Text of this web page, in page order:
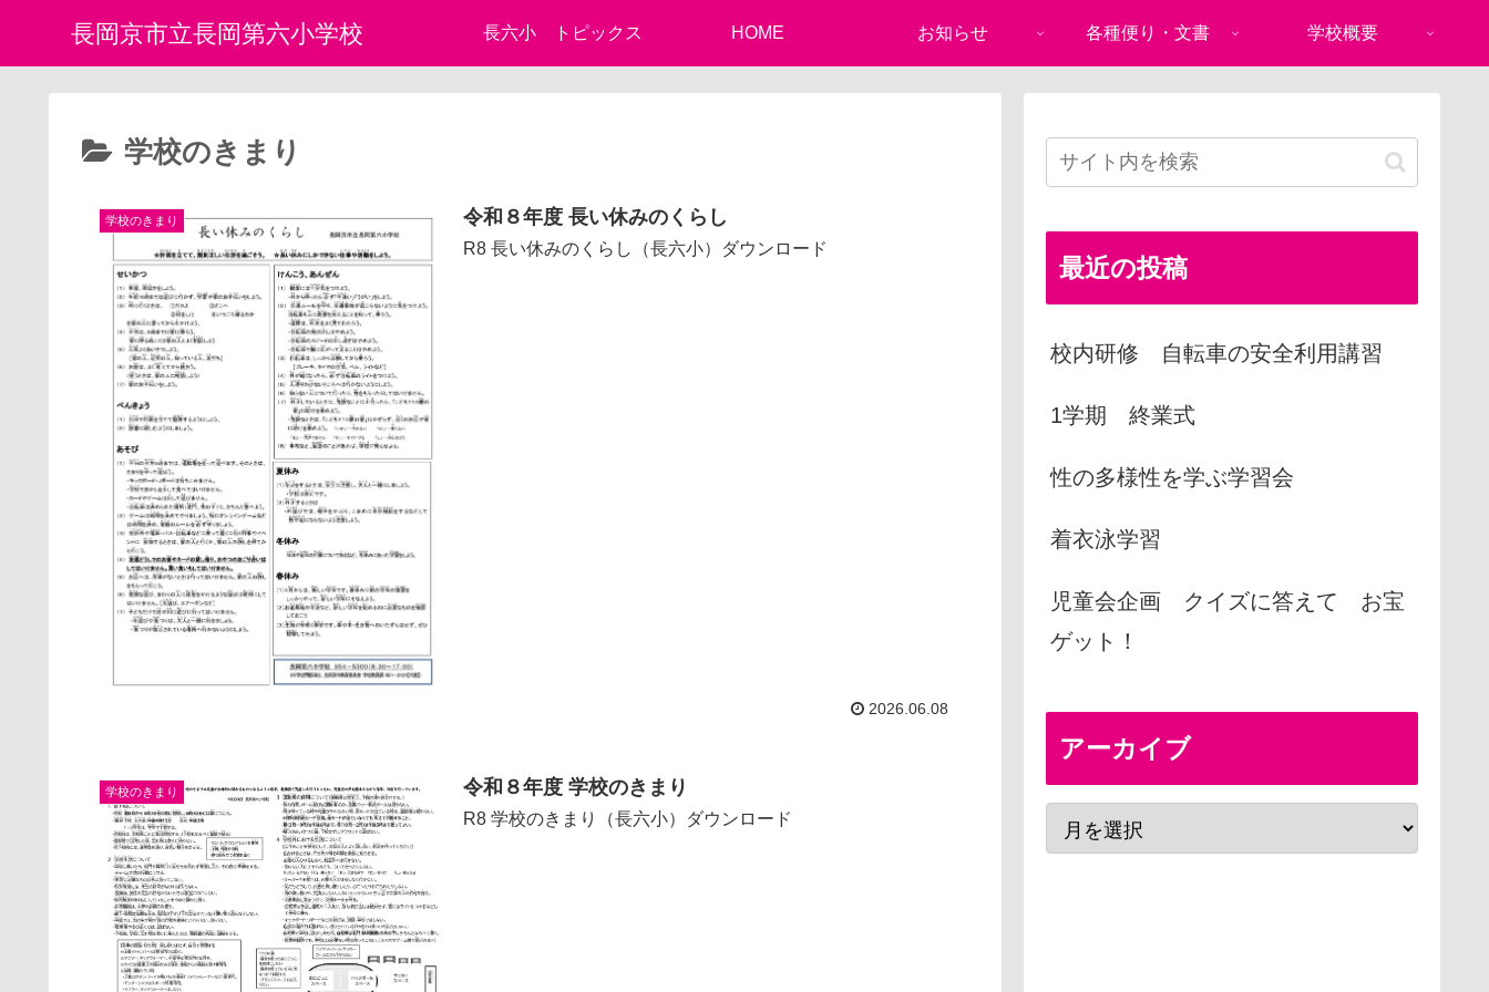
長岡京市立長岡第六小学校 長六小 トピックス HOME お知らせ 各種便り・文書 学校概要
学校のきまり
学校のきまり 令和８年度 長い休みのくらし
R8 長い休みのくらし（長六小）ダウンロード
2026.06.08
学校のきまり 令和８年度 学校のきまり
R8 学校のきまり（長六小）ダウンロード
最近の投稿
校内研修 自転車の安全利用講習
1学期 終業式
性の多様性を学ぶ学習会
着衣泳学習
児童会企画 クイズに答えて お宝
ゲット！
アーカイブ